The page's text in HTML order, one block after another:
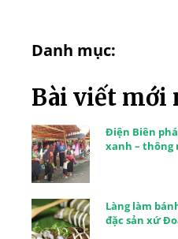
Danh mục:
Bài viết mới
Điện Biên
xanh – thông
Làng làm
đặc sản xứ